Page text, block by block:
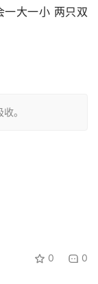
一大一小 两只双
。
0 0